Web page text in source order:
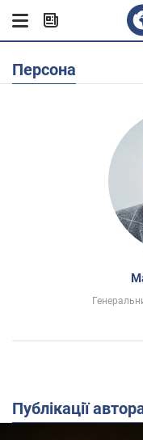
Персона
Публікації